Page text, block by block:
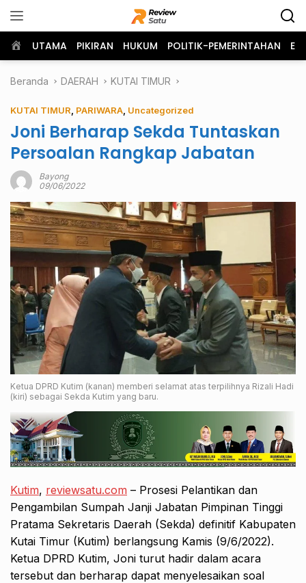
ke
Home
UTAMA PIKIRAN HUKUM POLITIK-PEMERINTAHAN
Beranda DAERAH KUTAI TIMUR
KUTAI TIMUR PARIWARA Uncategorized
Joni Berharap Sekda Tuntaskan
Persoalan Rangkap Jabatan
Bayong
09/06/2022
Ketua DPRD Kutim (kanan) memberi selamat atas terpilihnya Rizali Hadi
(kiri) sebagai Sekda Kutim yang baru.
Kutim, reviewsatu.com – Prosesi Pelantikan dan
Pengambilan Sumpah Janji Jabatan Pimpinan Tinggi
Pratama Sekretaris Daerah (Sekda) definitif Kabupaten
Kutai Timur (Kutim) berlangsung Kamis (9/6/2022).
Ketua DPRD Kutim, Joni turut hadir dalam acara
tersebut dan berharap dapat menyelesaikan soal